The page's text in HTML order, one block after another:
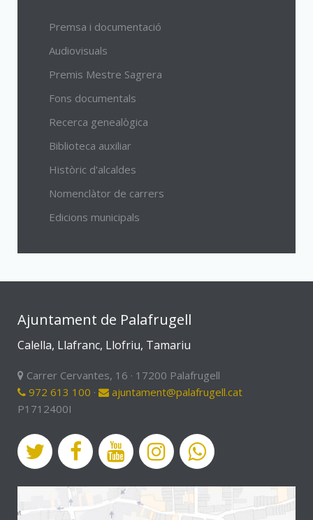
Premsa i documentació
Audiovisuals
Premis Mestre Sagrera
Fons documentals
Recerca genealògica
Biblioteca auxiliar
Històric d'alcaldes
Nomenclàtor de carrers
Edicions municipals
Ajuntament de Palafrugell
Calella, Llafranc, Llofriu, Tamariu
Carrer Cervantes, 16 · 17200 Palafrugell
972 613 100 ·
ajuntament@palafrugell.cat
P1712400I